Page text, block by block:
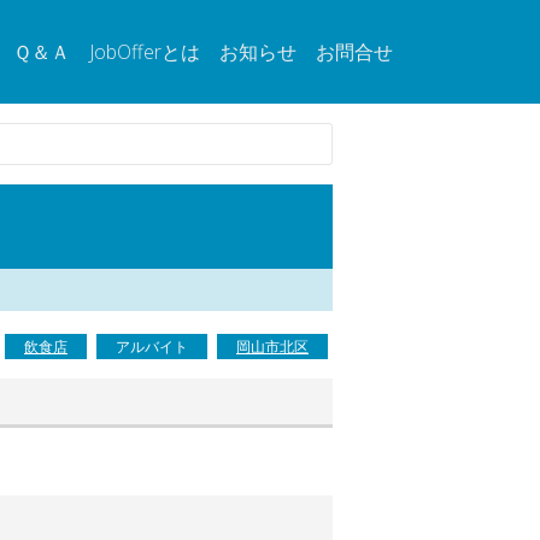
Ｑ＆Ａ JobOfferとは お知らせ お問合せ
飲食店 アルバイト 岡山市北区